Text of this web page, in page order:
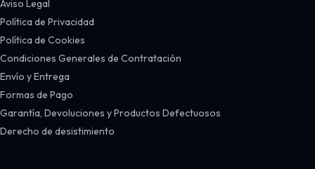
Aviso Legal
Política de Privacidad
Política de Cookies
Condiciones Generales de Contratación
Envío y Entrega
Formas de Pago
Garantía, Devoluciones y Productos Defectuosos
Derecho de desistimiento